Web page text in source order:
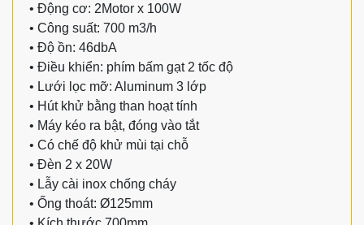
• Động cơ: 2Motor x 100W
• Công suất: 700 m3/h
• Độ ồn: 46dbA
• Điều khiển: phím bấm gạt 2 tốc độ
• Lưới lọc mỡ: Aluminum 3 lớp
• Hút khử bằng than hoạt tính
• Máy kéo ra bật, đóng vào tắt
• Có chế độ khử mùi tại chỗ
• Đèn 2 x 20W
• Lẫy cài inox chống cháy
• Ống thoát: Ø125mm